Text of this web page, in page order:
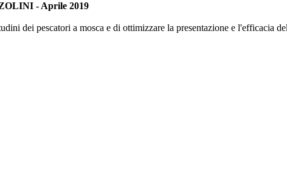
- Aprile 2019
dei pescatori a mosca e di ottimizzare la presentazione e l'efficacia